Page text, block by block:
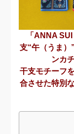
「ANNA
支“午（うま）
ンカ
干支モチーフ
合させた特別